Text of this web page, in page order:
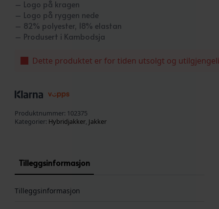
– Logo på kragen
– Logo på ryggen nede
– 82% polyester, 18% elastan
– Produsert i Kambodsja
Dette produktet er for tiden utsolgt og
Produktnummer: 102375
Kategorier: Hybridjakker, Jakker
Tilleggsinformasjon
Tilleggsinformasjon